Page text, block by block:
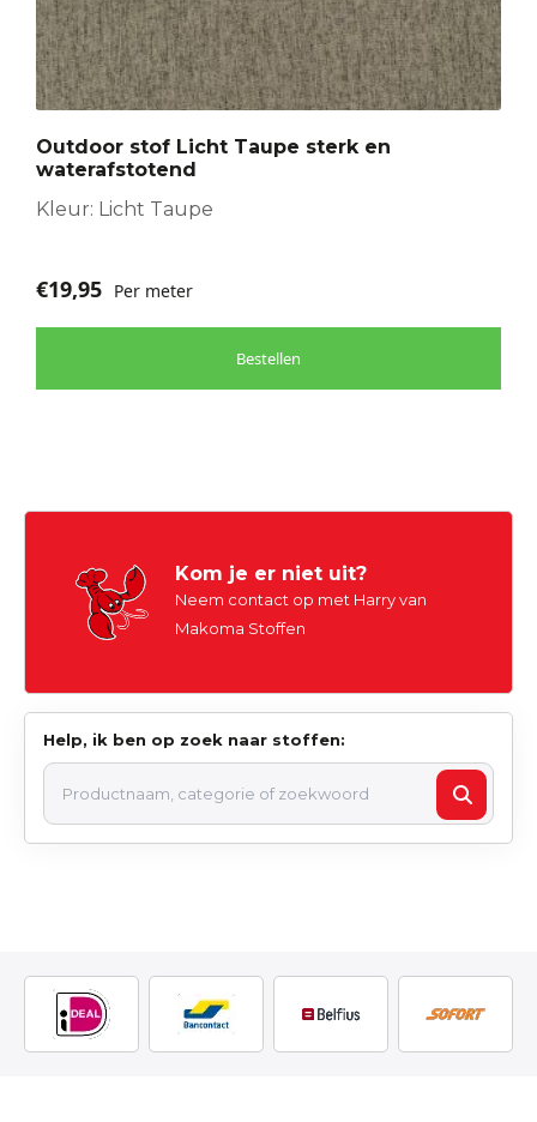
Outdoor stof Licht Taupe sterk en
waterafstotend
Kleur: Licht Taupe
€19,95 Per meter
Bestellen
Kom je er niet uit?
Neem contact op met Harry van
Makoma Stoffen
Help, ik ben op zoek naar stoffen: